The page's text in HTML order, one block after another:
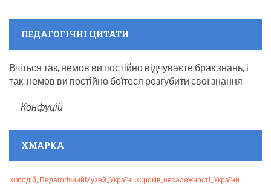
ПЕДАГОГІЧНІ ЦИТАТИ
Вчіться так, немов ви постійно відчуваєте брак знань, і
так, немов ви постійно боїтеся розгубити свої знання
—Конфуцій
ХМАРКА
30подій_ПедагогічнийМузей_Україні 30років_незалежності_України